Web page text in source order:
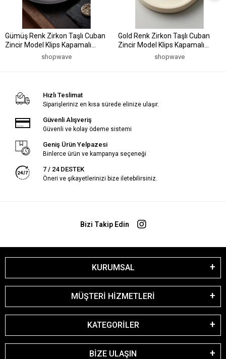
Gümüş Renk Zirkon Taşlı Cuban
Zincir Model Klips Kapamalı
Erkek Bileklikshopwave
Gold Renk Zirkon Taşlı Cuban
Zincir Model Klips Kapamalı
Erkek Bileklikshopwave
Hızlı Teslimat
Siparişleriniz en kısa sürede elinize ulaşır.
Güvenli Alışveriş
Güvenli ve kolay ödeme sistemi
Geniş Ürün Yelpazesi
Binlerce ürün ve kampanya seçeneği
7 / 24 DESTEK
Öneri ve şikayetlerinizi bize iletebilirsiniz.
Bizi Takip Edin
KURUMSAL
MÜŞTERİ HİZMETLERİ
KATEGORİLER
BİZE ULAŞIN